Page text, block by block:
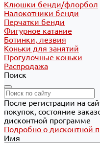
Клюшки бенди/флорбол
Налокотники бенди
Перчатки бенди
Фигурное катание
Ботинки, лезвия
Коньки для занятий
Прогулочные коньки
Распродажа
Поиск
После регистрации на
покупок, состояние
дисконтной программе
Подробно о дисконтной
Имя